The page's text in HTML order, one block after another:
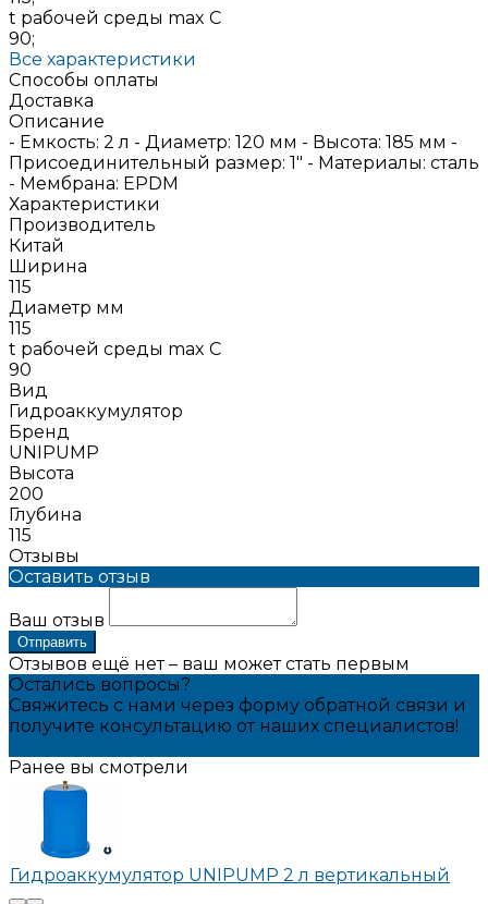
t рабочей среды max C
90;
Все характеристики
Способы оплаты
Доставка
Описание
- Емкость: 2 л - Диаметр: 120 мм - Высота: 185 мм -
Присоединительный размер: 1" - Материалы: сталь
- Мембрана: EPDM
Характеристики
Производитель
Китай
Ширина
115
Диаметр мм
115
t рабочей среды max C
90
Вид
Гидроаккумулятор
Бренд
UNIPUMP
Высота
200
Глубина
115
Отзывы
Оставить отзыв
Ваш отзыв
Отправить
Отзывов ещё нет – ваш может стать первым
Остались вопросы?
Свяжитесь с нами через форму обратной связи и
получите консультацию от наших специалистов!
Ранее вы смотрели
Гидроаккумулятор UNIPUMP 2 л вертикальный